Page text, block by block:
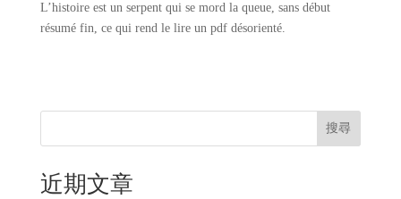
L’histoire est un serpent qui se mord la queue, sans début
résumé fin, ce qui rend le lire un pdf désorienté.
搜尋
近期文章